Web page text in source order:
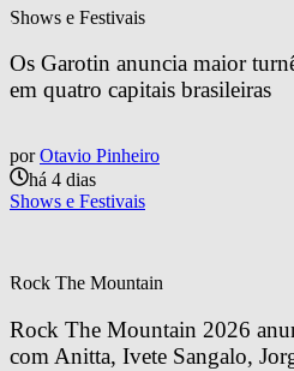
Shows e Festivais
Os Garotin anuncia maior
em quatro capitais brasileiras
por Otavio Pinheiro
há 4 dias
Shows e Festivais
Rock The Mountain
Rock The Mountain 2026
com Anitta, Ivete Sangalo,